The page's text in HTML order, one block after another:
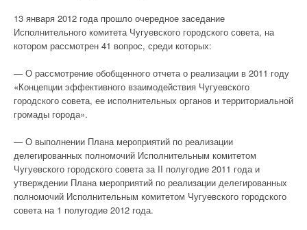
13 января 2012 года прошло очередное заседание
Исполнительного комитета Чугуевского городского совета, на
котором рассмотрен 41 вопрос, среди которых:
— О рассмотрение обобщенного отчета о реализации в 2011 году
«Концепции эффективного взаимодействия Чугуевского
городского совета, ее исполнительных органов и территориальной
громады города».
— О выполнении Плана мероприятий по реализации
делегированных полномочий Исполнительным комитетом
Чугуевского городского совета за II полугодие 2011 года и
утверждении Плана мероприятий по реализации делегированных
полномочий Исполнительным комитетом Чугуевского городского
совета на 1 полугодие 2012 года.